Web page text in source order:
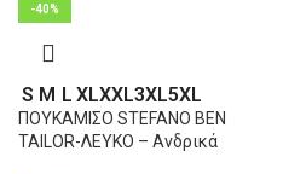
-40%
S M L XLXXL3XL5XL
ΠΟΥΚΑΜΙΣΟ STEFANO BEN
TAILOR-ΛΕΥΚΟ – Ανδρικά